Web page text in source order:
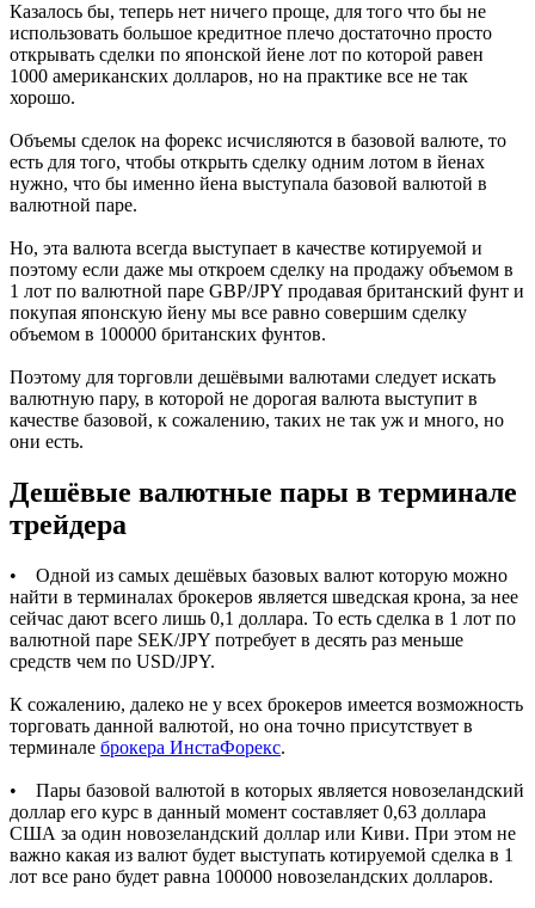
Казалось бы, теперь нет ничего проще, для того что бы не
использовать большое кредитное плечо достаточно просто
открывать сделки по японской йене лот по которой равен
1000 американских долларов, но на практике все не так
хорошо.
Объемы сделок на форекс исчисляются в базовой валюте, то
есть для того, чтобы открыть сделку одним лотом в йенах
нужно, что бы именно йена выступала базовой валютой в
валютной паре.
Но, эта валюта всегда выступает в качестве котируемой и
поэтому если даже мы откроем сделку на продажу объемом в
1 лот по валютной паре GBP/JPY продавая британский фунт и
покупая японскую йену мы все равно совершим сделку
объемом в 100000 британских фунтов.
Поэтому для торговли дешёвыми валютами следует искать
валютную пару, в которой не дорогая валюта выступит в
качестве базовой, к сожалению, таких не так уж и много, но
они есть.
Дешёвые валютные пары в терминале
трейдера
• Одной из самых дешёвых базовых валют которую можно
найти в терминалах брокеров является шведская крона, за нее
сейчас дают всего лишь 0,1 доллара. То есть сделка в 1 лот по
валютной паре SEK/JPY потребует в десять раз меньше
средств чем по USD/JPY.
К сожалению, далеко не у всех брокеров имеется возможность
торговать данной валютой, но она точно присутствует в
терминале брокера ИнстаФорекс.
• Пары базовой валютой в которых является новозеландский
доллар его курс в данный момент составляет 0,63 доллара
США за один новозеландский доллар или Киви. При этом не
важно какая из валют будет выступать котируемой сделка в 1
лот все рано будет равна 100000 новозеландских долларов.